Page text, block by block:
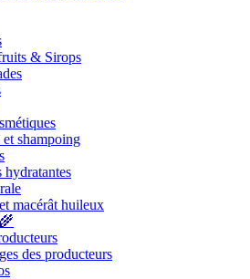
& Sirops
et shampoing
hydratantes
macérât huileux
des producteurs